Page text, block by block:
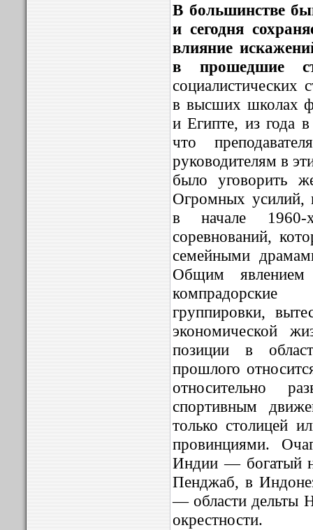
В большинстве
и сегодня
влияние
в прошедшие
социалистических
в высших школах
и Египте, из года
что
руководителям в
было уговорить
Огромных усилий,
в начале 1960-
соревнований,
семейными
Общим
группировки,
экономической
позиции в
прошлого
относительно
спортивным
только столицей
провинциями.
Индии — богатый
Пенджаб, в
— области дельты
окрестности.